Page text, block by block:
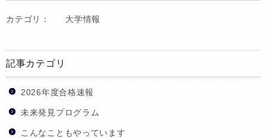
カテゴリ： 大学情報
記事カテゴリ
2026年度合格速報
未来発見プログラム
こんなこともやっています